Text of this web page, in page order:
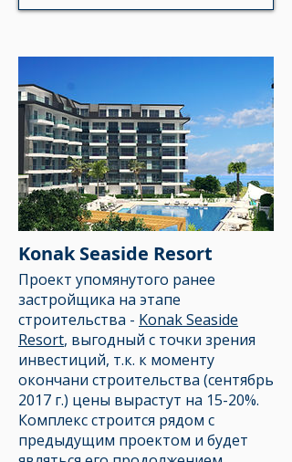
Konak Seaside Resort
Проект упомянутого ранее
застройщика на этапе
строительства - Konak Seaside
Resort, выгодный с точки зрения
инвестиций, т.к. к моменту
окончани строительства (сентябрь
2017 г.) цены вырастут на 15-20%.
Комплекс строится рядом с
предыдущим проектом и будет